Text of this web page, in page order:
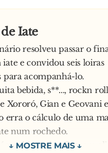
e diz que seu p**... é
e ainda ri.
que vai p**....
e fica perguntando
Iate
resolveu passar o
e convidou seis loiras
para acompanhá-lo.
bebida, s**..., rockn
Xororó, Gian e Geovani
erra o cálculo de uma
num rochedo.
sabia nadar, ficaram ali